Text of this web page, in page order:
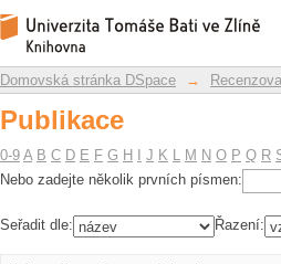
Publikace
Repozitář DSpace/Manakin
Domovská stránka DSpace →
Publikace
0-9 A B C D E F G H J K L M N O P Q R
Nebo zadejte několik prvních písmen:
Seřadit dle: Řazení: